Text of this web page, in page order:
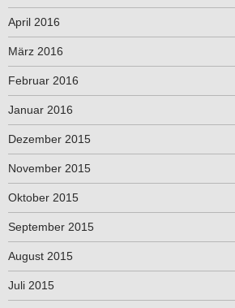
April 2016
März 2016
Februar 2016
Januar 2016
Dezember 2015
November 2015
Oktober 2015
September 2015
August 2015
Juli 2015